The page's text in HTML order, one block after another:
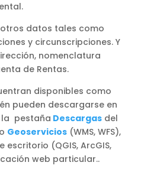
datos tales como
y circunscripciones. Y
nomenclatura
de Rentas.
disponibles como
pueden descargarse en
la pestaña Descargas del
Geoservicios (WMS, WFS),
(QGIS, ArcGIS,
web particular..